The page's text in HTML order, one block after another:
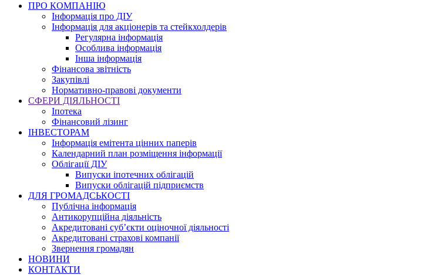
ПРО КОМПАНІЮ
Інформація про ДІУ
Інформація для акціонерів та стейкхолдерів
Регулярна інформація
Особлива інформація
Інша інформація
Фінансова звітність
Закупівлі
Нормативно-правові документи
СФЕРИ ДІЯЛЬНОСТІ
Іпотека
Фінансовий лізинг
ІНВЕСТОРАМ
Інформація емітента цінних паперів
Календарний план розміщення інформації
Облігації ДІУ
Випуски іпотечних облігацій
Випуски облігацій підприємств
ДЛЯ ГРОМАДСЬКОСТІ
Публічна інформація
Антикорупційна діяльність
Акредитовані суб’єкти оціночної діяльності
Акредитовані страхові компанії
Звернення громадян
НОВИНИ
КОНТАКТИ